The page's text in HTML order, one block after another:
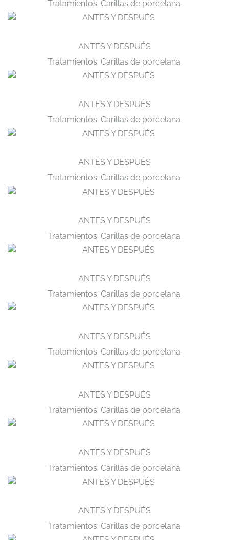
Tratamientos: Carillas de porcelana.
ANTES Y DESPUÉS
Tratamientos: Carillas de porcelana.
ANTES Y DESPUÉS
Tratamientos: Carillas de porcelana.
ANTES Y DESPUÉS
Tratamientos: Carillas de porcelana.
ANTES Y DESPUÉS
Tratamientos: Carillas de porcelana.
ANTES Y DESPUÉS
Tratamientos: Carillas de porcelana.
ANTES Y DESPUÉS
Tratamientos: Carillas de porcelana.
ANTES Y DESPUÉS
Tratamientos: Carillas de porcelana.
ANTES Y DESPUÉS
Tratamientos: Carillas de porcelana.
ANTES Y DESPUÉS
Tratamientos: Carillas de porcelana.